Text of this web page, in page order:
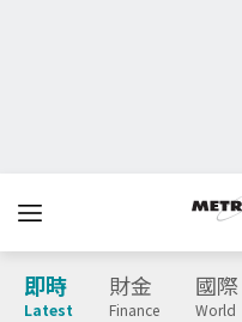
即時
Latest
財金
Finance
國際
World